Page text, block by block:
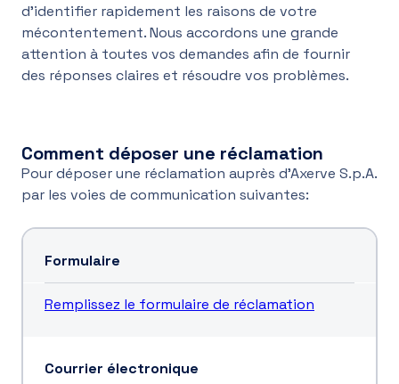
d'identifier rapidement les raisons de votre
mécontentement. Nous accordons une grande
attention à toutes vos demandes afin de fournir
des réponses claires et résoudre vos problèmes.
Comment déposer une réclamation
Pour déposer une réclamation auprès d’Axerve S.p.A.
par les voies de communication suivantes:
Formulaire
Remplissez le formulaire de réclamation
Courrier électronique